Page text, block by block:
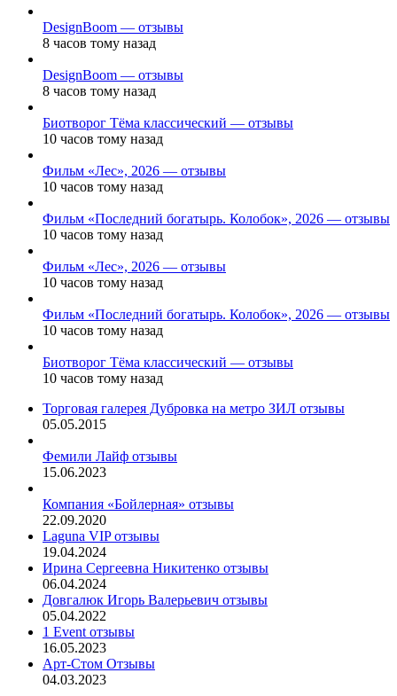
DesignBoom — отзывы
8 часов тому назад
DesignBoom — отзывы
8 часов тому назад
Биотворог Тёма классический — отзывы
10 часов тому назад
Фильм «Лес», 2026 — отзывы
10 часов тому назад
Фильм «Последний богатырь. Колобок», 2026 — отзывы
10 часов тому назад
Фильм «Лес», 2026 — отзывы
10 часов тому назад
Фильм «Последний богатырь. Колобок», 2026 — отзывы
10 часов тому назад
Биотворог Тёма классический — отзывы
10 часов тому назад
Торговая галерея Дубровка на метро ЗИЛ отзывы
05.05.2015
Фемили Лайф отзывы
15.06.2023
Компания «Бойлерная» отзывы
22.09.2020
Laguna VIP отзывы
19.04.2024
Ирина Сергеевна Никитенко отзывы
06.04.2024
Довгалюк Игорь Валерьевич отзывы
05.04.2022
1 Event отзывы
16.05.2023
Арт-Стом Отзывы
04.03.2023